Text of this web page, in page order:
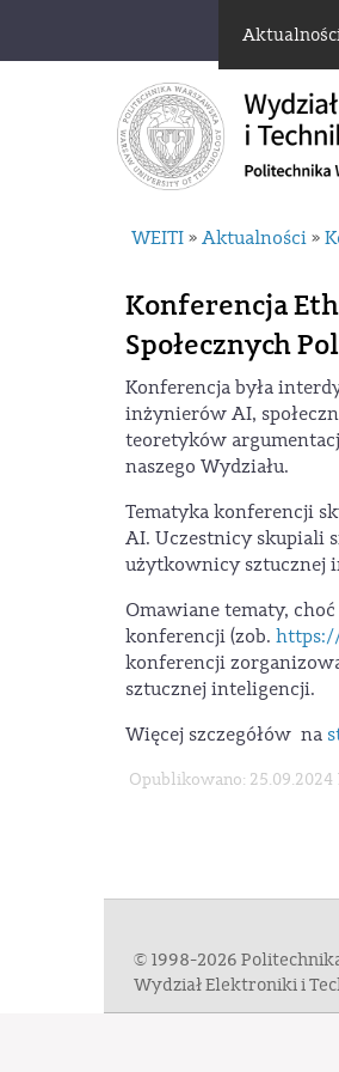
WEITI » Aktualności »
Konferencja
Społecznych
Konferencja była
inżynierów AI,
teoretyków
naszego Wydziału.
Tematyka konferencji
AI. Uczestnicy skupiali
użytkownicy sztucznej
Omawiane tematy,
konferencji (zob.
konferencji
sztucznej inteligencji.
Więcej szczegółów na
Opublikowano: 25.09.2024
© 1998-2026
Wydział Elektroniki i